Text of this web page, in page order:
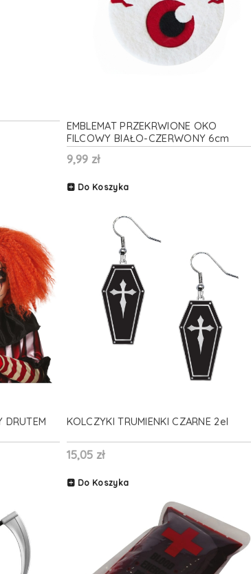
EMBLEMAT PRZEKRWIONE OKO
FILCOWY BIAŁO-CZERWONY 6cm
9,99 zł
Do Koszyka
DRUTEM
KOLCZYKI TRUMIENKI CZARNE 2el
15,05 zł
Do Koszyka